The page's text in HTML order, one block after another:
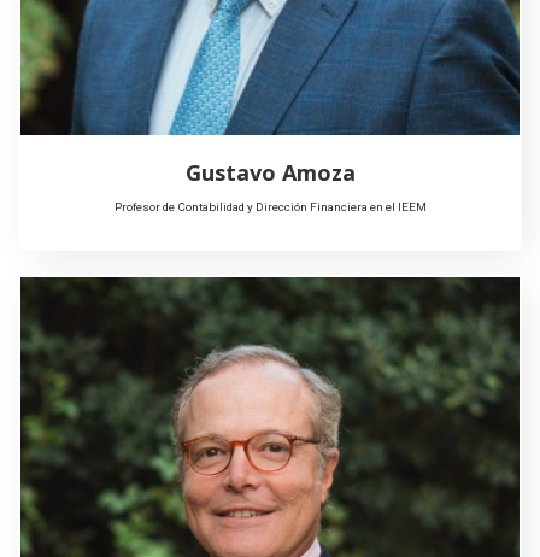
Gustavo Amoza
Profesor de Contabilidad y Dirección Financiera en el IEEM